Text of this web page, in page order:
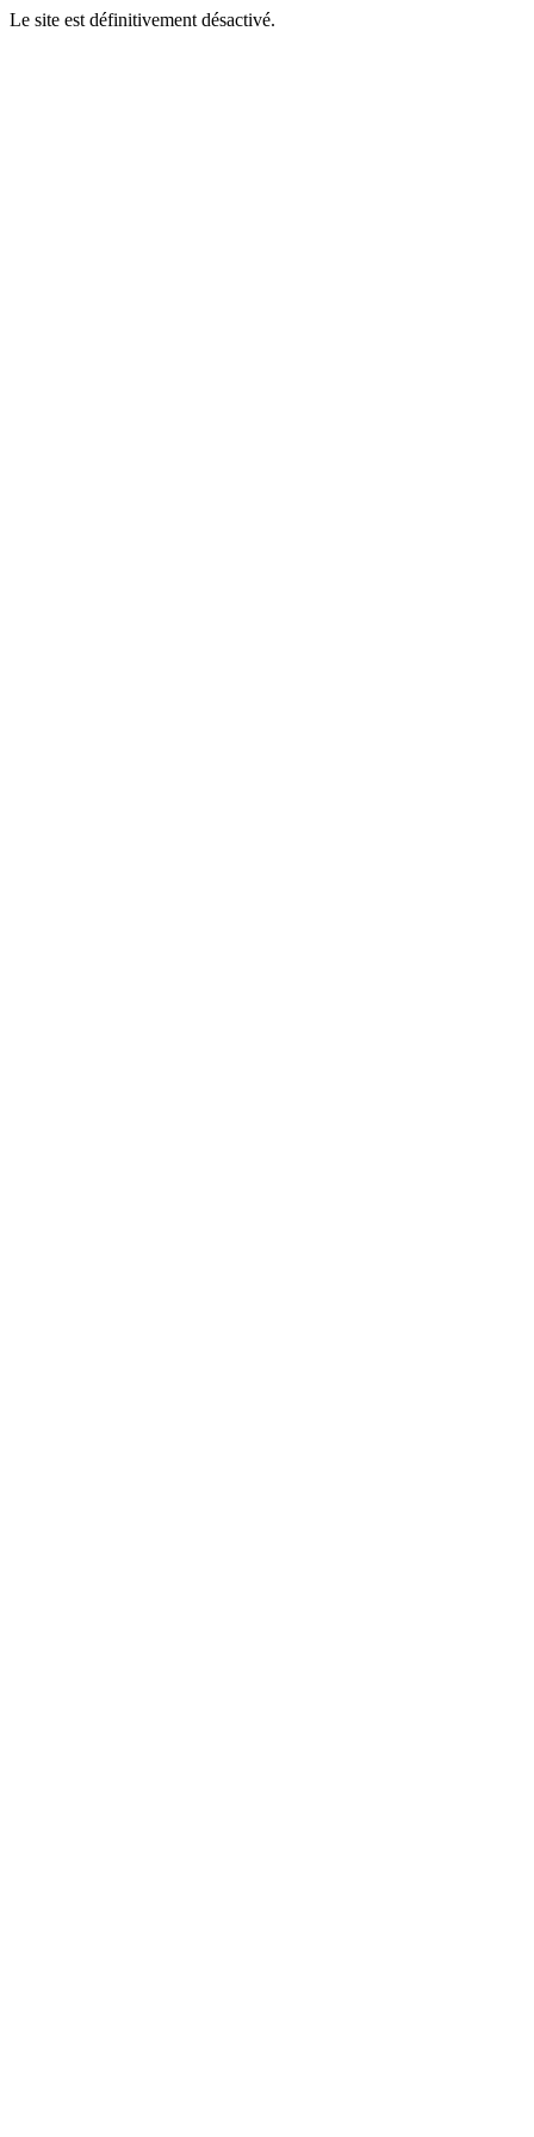
Le site est définitivement désactivé.